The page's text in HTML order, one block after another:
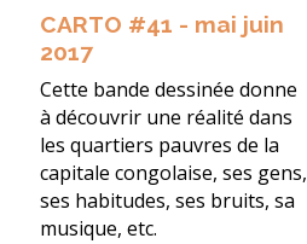
CARTO #41 - mai juin
2017
Cette bande dessinée donne
à découvrir une réalité dans
les quartiers pauvres de la
capitale congolaise, ses gens,
ses habitudes, ses bruits, sa
musique, etc.